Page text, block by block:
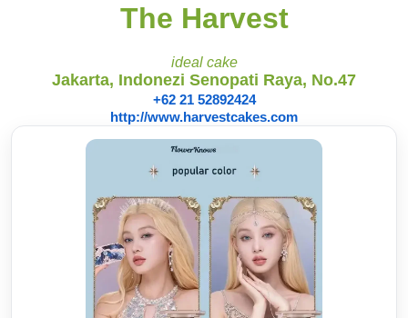
The Harvest
ideal cake
Jakarta, Indonezi Senopati Raya, No.47
+62 21 52892424
http://www.harvestcakes.com